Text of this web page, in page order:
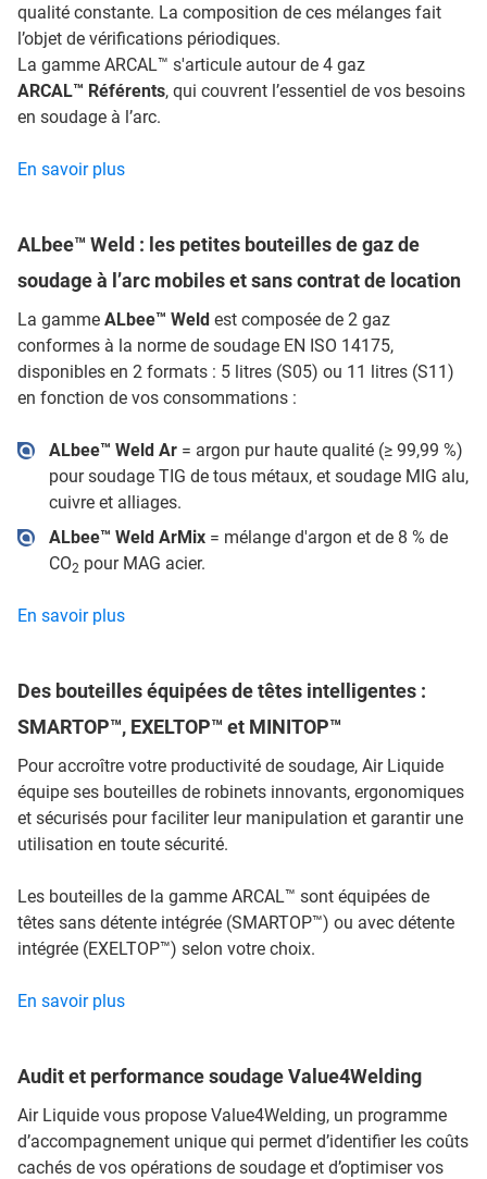
qualité constante. La composition de ces mélanges fait
l’objet de vérifications périodiques.
La gamme ARCAL™ s'articule autour de 4 gaz
ARCAL™ Référents, qui couvrent l’essentiel de vos besoins
en soudage à l’arc.
En savoir plus
ALbee™ Weld : les petites bouteilles de gaz de
soudage à l’arc mobiles et sans contrat de location
La gamme ALbee™ Weld est composée de 2 gaz
conformes à la norme de soudage EN ISO 14175,
disponibles en 2 formats : 5 litres (S05) ou 11 litres (S11)
en fonction de vos consommations :
ALbee™ Weld Ar= argon pur haute qualité (≥ 99,99 %)
pour soudage TIG de tous métaux, et soudage MIG alu,
cuivre et alliages.
ALbee™ Weld ArMix= mélange d'argon et de 8 % de
CO2 pour MAG acier.
En savoir plus
Des bouteilles équipées de têtes intelligentes :
SMARTOP™, EXELTOP™ et MINITOP™
Pour accroître votre productivité de soudage, Air Liquide
équipe ses bouteilles de robinets innovants, ergonomiques
et sécurisés pour faciliter leur manipulation et garantir une
utilisation en toute sécurité.
Les bouteilles de la gamme ARCAL™ sont équipées de
têtes sans détente intégrée (SMARTOP™) ou avec détente
intégrée (EXELTOP™) selon votre choix.
En savoir plus
Audit et performance soudage Value4Welding
Air Liquide vous propose Value4Welding, un programme
d’accompagnement unique qui permet d’identifier les coûts
cachés de vos opérations de soudage et d’optimiser vos